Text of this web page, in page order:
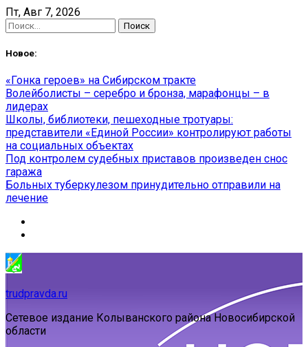
Skip
to
content
Пт, Авг 7, 2026
Найти:
Новое:
«Гонка героев» на Сибирском тракте
Волейболисты – серебро и бронза, марафонцы – в
лидерах
Школы, библиотеки, пешеходные тротуары:
представители «Единой России» контролируют работы
на социальных объектах
Под контролем судебных приставов произведен снос
гаража
Больных туберкулезом принудительно отправили на
лечение
trudpravda.ru
Сетевое издание Колыванского района Новосибирской
области